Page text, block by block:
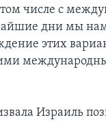
том числе с
дни мы
этих
Израиль